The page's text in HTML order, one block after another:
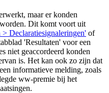
maar er konden
Dit komt voort uit
Declaratiesignaleringen' of
'Resultaten' voor een
niet geaccordeerd konden
is. Het kan ook zo zijn dat
informatieve melding, zoals
ww-premie bij het